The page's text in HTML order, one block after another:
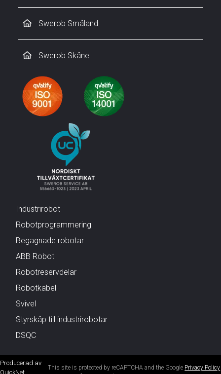
Swerob Småland
Swerob Skåne
Industrirobot
Robotprogrammering
Begagnade robotar
ABB Robot
Robotreservdelar
Robotkabel
Svivel
Styrskåp till industrirobotar
DSQC
Producerad av
QuickNet
This site is protected by reCAPTCHA and the Google Privacy Policy